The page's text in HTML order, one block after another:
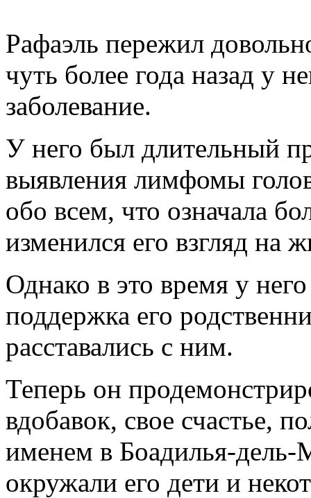
Рафаэль пережил
чуть более года назад у
заболевание.
У него был длительный
выявления лимфомы
обо всем, что означала
изменился его взгляд на
Однако в это время у
поддержка его
расставались с ним.
Теперь он
вдобавок, свое счастье,
именем в Боадилья-дель-
окружали его дети и